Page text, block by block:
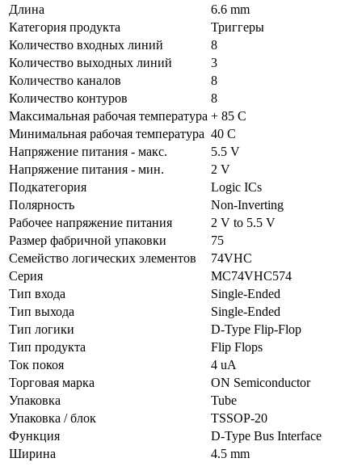
Длина
6.6 mm
Категория продукта
Триггеры
Количество входных линий
8
Количество выходных линий
3
Количество каналов
8
Количество контуров
8
Максимальная рабочая температура + 85 C
Минимальная рабочая температура 40 C
Напряжение питания - макс.
5.5 V
Напряжение питания - мин.
2 V
Подкатегория
Logic ICs
Полярность
Non-Inverting
Рабочее напряжение питания
2 V to 5.5 V
Размер фабричной упаковки
75
Семейство логических элементов
74VHC
Серия
MC74VHC574
Тип входа
Single-Ended
Тип выхода
Single-Ended
Тип логики
D-Type Flip-Flop
Тип продукта
Flip Flops
Ток покоя
4 uA
Торговая марка
ON Semiconductor
Упаковка
Tube
Упаковка / блок
TSSOP-20
Функция
D-Type Bus Interface
Ширина
4.5 mm